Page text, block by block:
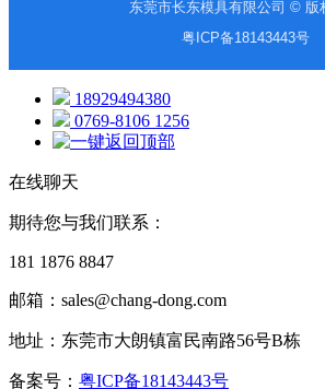
东莞市长东模具有限公司 © 版
粤ICP备18143443号
18929494380
0769-8106 1256
在线聊天
期待您与我们联系：
181 1876 8847
邮箱：sales@chang-dong.com
地址：东莞市大朗镇富民南路56号B栋
备案号： 粤ICP备18143443号